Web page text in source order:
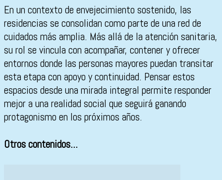
En un contexto de envejecimiento sostenido, las
residencias se consolidan como parte de una red de
cuidados más amplia. Más allá de la atención sanitaria,
su rol se vincula con acompañar, contener y ofrecer
entornos donde las personas mayores puedan transitar
esta etapa con apoyo y continuidad. Pensar estos
espacios desde una mirada integral permite responder
mejor a una realidad social que seguirá ganando
protagonismo en los próximos años.
Otros contenidos...